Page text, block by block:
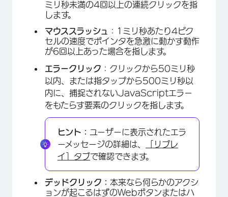
ミリ秒未満の4回以上の連続クリックを指
します。
マウススラッシュ
：1ミリ秒あたり4ピク
セルの速度でポインタを急激に動かす動作
が6回以上あった場合を指します。
エラークリック ：クリックから50ミリ秒
以内、または指タップから500ミリ秒以
内に、捕捉されないJavaScriptエラー
をもたらす要素のクリックを指します。
ヒント： ユーザーに表示されたエラ
ーメッセージの詳細は、
［リプレ
イ］タブで確認できます。
デッドクリック： 本来なら何らかのアクシ
ョンが起こるはずのWebボタンまたはハ